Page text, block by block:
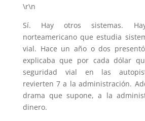
\r\n
Sí. Hay otros sistemas.
norteamericano que estudia
vial. Hace un año o dos
explicaba que por cada dólar
seguridad vial en las
revierten 7 a la administración.
drama que supone, a la
dinero.